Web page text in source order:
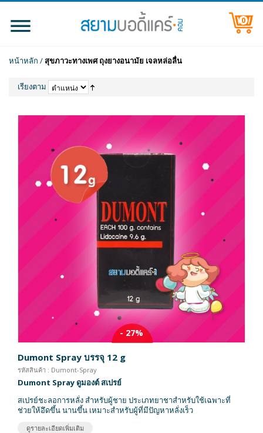
0
หน้าหลัก /สุขภาวะทางเพศ ถุงยางอนามัย เจลหล่อลื่น
เรียงตาม
- 27%
Dumont Spray บรรจุ 12 g
รหัสสินค้า : Dumont-Spray
Dumont Spray ดูมองต์ สเปรย์
สเปรย์ชะลอการหลั่ง สำหรับผู้ชาย ประเภทยาชาสำหรับใช้เฉพาะที่
ช่วยให้อึดขึ้น นานขึ้น เหมาะสำหรับผู้ที่มีปัญหาหลั่งเร็ว
ดูรายละเอียดเพิ่มเติม